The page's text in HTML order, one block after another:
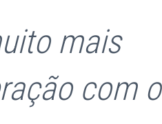
mais
com o